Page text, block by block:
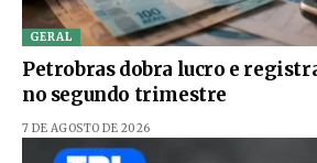
GERAL
Petrobras dobra lucro e
no segundo trimestre
7 DE AGOSTO DE 2026